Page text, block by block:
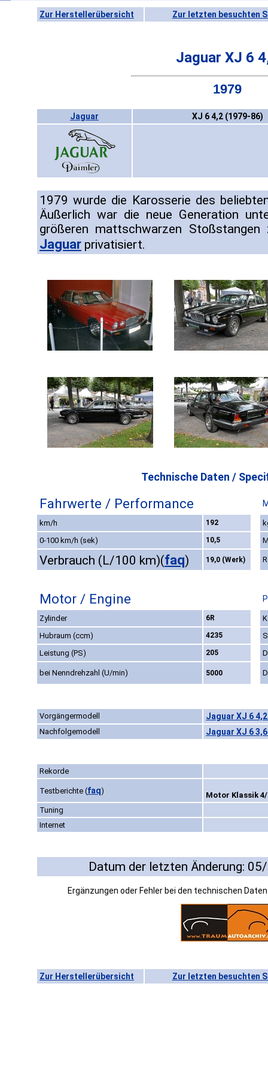
Zur Herstellerübersicht Zur letzten besuchten
Jaguar XJ 6
1979
Jaguar XJ 6 4,2 (1979-86)
1979 wurde die Karosserie des
Äußerlich war die neue Generation
größeren mattschwarzen
Jaguar privatisiert.
Technische Daten /
Fahrwerte / Performance
km/h 192
0-100 km/h (sek)
10,5
Verbrauch (L/100 km)(faq) 19,0 (Werk)
Motor / Engine
Zylinder 6R
Hubraum (ccm)
4235
Leistung (PS)
205
bei Nenndrehzahl (U/min) 5000
Vorgängermodell Jaguar XJ 6
Nachfolgemodell Jaguar XJ 6
Rekorde
Testberichte (faq)
Motor Klassik 4/
Tuning
Internet
Datum der letzten Änderung:
Ergänzungen oder Fehler bei den technischen
Zur Herstellerübersicht Zur letzten besuchten